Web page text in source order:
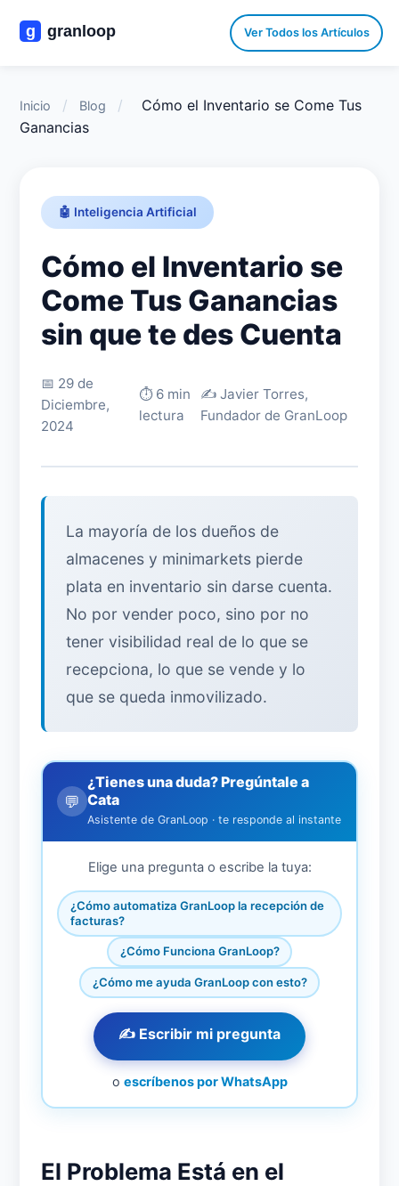
Ver Todos los Artículos
Inicio / Blog /
Cómo el Inventario se Come Tus
Ganancias
🤖 Inteligencia Artificial
Cómo el Inventario se
Come Tus Ganancias
sin que te des Cuenta
📅 29 de
Diciembre,
2024
⏱️ 6 min
lectura
✍️ Javier Torres,
Fundador de GranLoop
La mayoría de los dueños de
almacenes y minimarkets pierde
plata en inventario sin darse cuenta.
No por vender poco, sino por no
tener visibilidad real de lo que se
recepciona, lo que se vende y lo
que se queda inmovilizado.
💬
¿Tienes una duda? Pregúntale a
Cata
Asistente de GranLoop · te responde al instante
Elige una pregunta o escribe la tuya:
¿Cómo automatiza GranLoop la recepción de
facturas?
¿Cómo Funciona GranLoop?
¿Cómo me ayuda GranLoop con esto?
✍️ Escribir mi pregunta
o escríbenos por WhatsApp
El Problema Está en el